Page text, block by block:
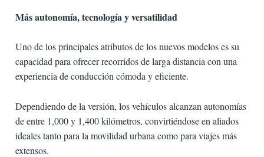
Más autonomía, tecnología y versatilidad
Uno de los principales atributos de los nuevos modelos es su
capacidad para ofrecer recorridos de larga distancia con una
experiencia de conducción cómoda y eficiente.
Dependiendo de la versión, los vehículos alcanzan autonomías
de entre 1,000 y 1,400 kilómetros, convirtiéndose en aliados
ideales tanto para la movilidad urbana como para viajes más
extensos.